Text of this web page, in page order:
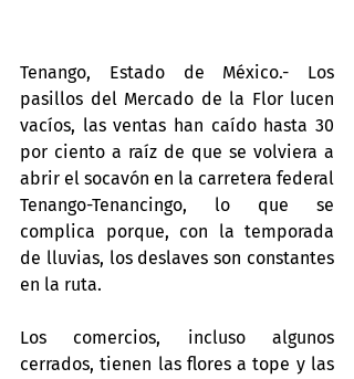
Tenango, Estado de México.- Los
pasillos del Mercado de la Flor lucen
vacíos, las ventas han caído hasta 30
por ciento a raíz de que se volviera a
abrir el socavón en la carretera federal
Tenango-Tenancingo, lo que se
complica porque, con la temporada
de lluvias, los deslaves son constantes
en la ruta.
Los comercios, incluso algunos
cerrados, tienen las flores a tope y las